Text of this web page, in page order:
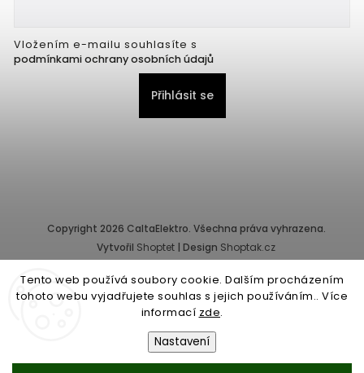
Tento web používá soubory cookie. Dalším procházením
tohoto webu vyjadřujete souhlas s jejich používáním.. Více
informací zde.
Nastavení
Vložením e-mailu souhlasíte s
podmínkami ochrany osobních údajů
Přihlásit se
Copyright 2026 CaltaElektro. Všechna práva vyhrazena.
Vytvořil Shoptet | Design Shoptak.cz
Provozovatel e-shopu: CALTA - K, s.r.o., IČ: 25155822, Pernerova
10/32, Karlín, 186 00 Praha.
Společnost je zapsána v obchodním rejstříku vedeném Městským
soudem v Praze - oddíl C, vložka 87218.